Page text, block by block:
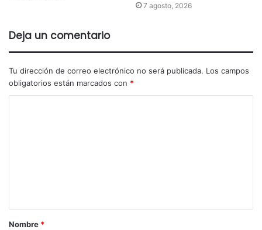
7 agosto, 2026
Deja un comentario
Tu dirección de correo electrónico no será publicada. Los campos
obligatorios están marcados con *
Nombre *